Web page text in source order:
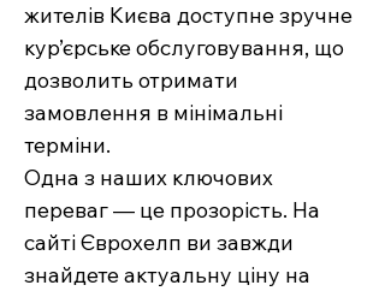
жителів Києва доступне зручне
кур’єрське обслуговування, що
дозволить отримати
замовлення в мінімальні
терміни.
Одна з наших ключових
переваг — це прозорість. На
сайті Єврохелп ви завжди
знайдете актуальну ціну на